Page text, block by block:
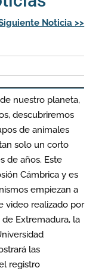
Noticia >>
nuestro planeta,
descubriremos
de animales
solo un corto
de años. Este
Cámbrica y es
empiezan a
video realizado por
de Extremadura, la
las
registro